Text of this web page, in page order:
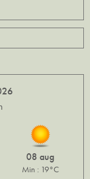
08 aug
Min : 19°C